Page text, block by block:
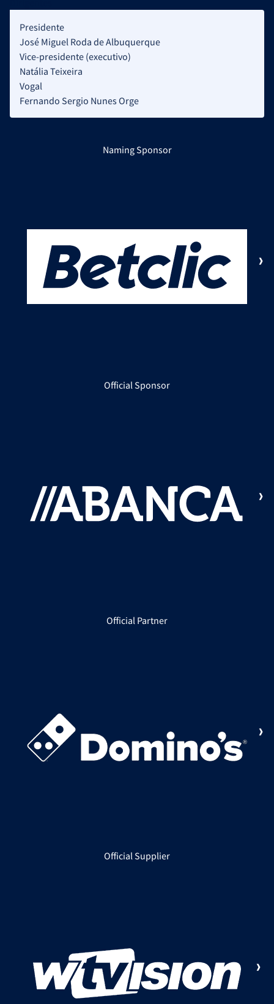
Presidente
José Miguel Roda de Albuquerque
Vice-presidente (executivo)
Natália Teixeira
Vogal
Fernando Sergio Nunes Orge
Naming Sponsor
Official Sponsor
Official Partner
Official Supplier